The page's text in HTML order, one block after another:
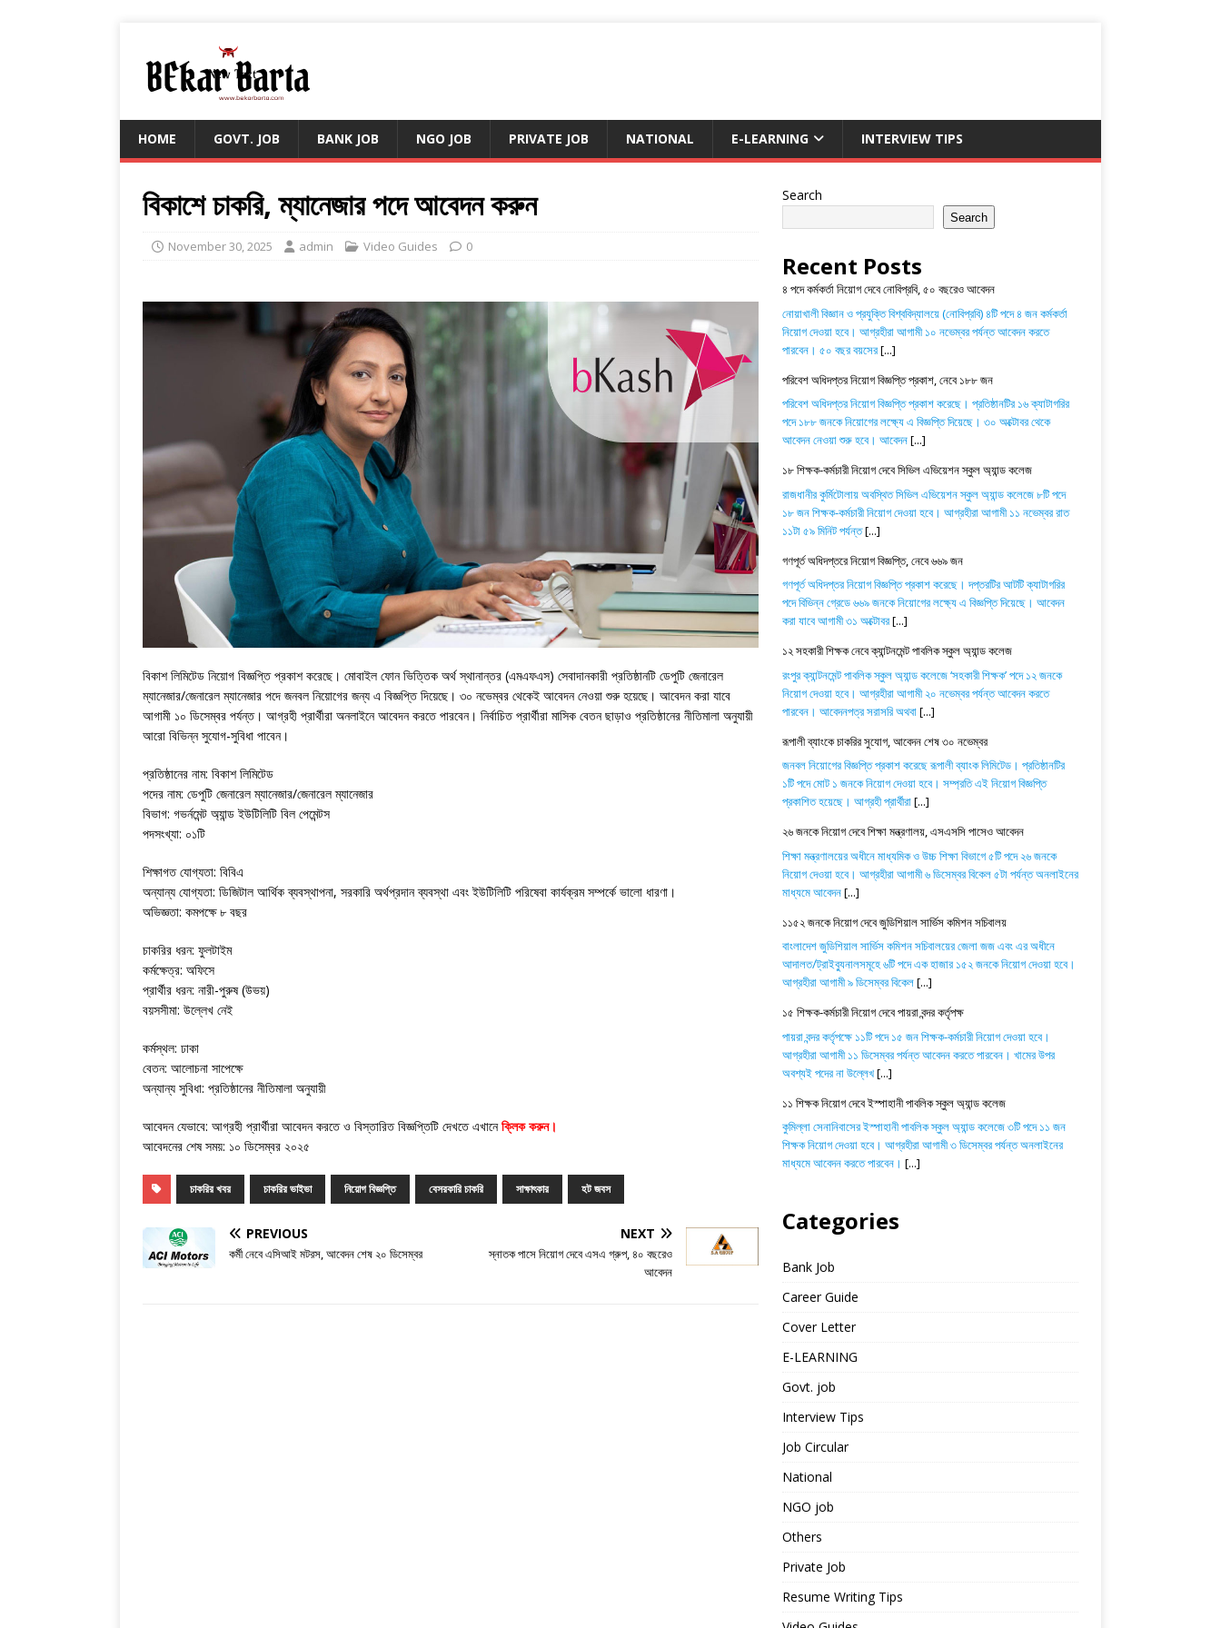
HOME GOVT. JOB BANK JOB NGO JOB PRIVATE JOB NATIONAL E-LEARNING INTERVIEW TIPS
বিকাশে চাকরি, ম্যানেজার পদে আবেদন করুন
November 30, 2025 admin Video Guides 0
বিকাশ লিমিটেড নিয়োগ বিজ্ঞপ্তি প্রকাশ করেছে। মোবাইল ফোন ভিত্তিক অর্থ স্থানান্তর (এমএফএস) সেবাদানকারী প্রতিষ্ঠানটি ডেপুটি জেনারেল
ম্যানেজার/জেনারেল ম্যানেজার পদে জনবল নিয়োগের জন্য এ বিজ্ঞপ্তি দিয়েছে। ৩০ নভেম্বর থেকেই আবেদন নেওয়া শুরু হয়েছে। আবেদন করা যাবে
আগামী ১০ ডিসেম্বর পর্যন্ত। আগ্রহী প্রার্থীরা অনলাইনে আবেদন করতে পারবেন। নির্বাচিত প্রার্থীরা মাসিক বেতন ছাড়াও প্রতিষ্ঠানের নীতিমালা অনুযায়ী
আরো বিভিন্ন সুযোগ-সুবিধা পাবেন।
প্রতিষ্ঠানের নাম: বিকাশ লিমিটেড
পদের নাম: ডেপুটি জেনারেল ম্যানেজার/জেনারেল ম্যানেজার
বিভাগ: গভর্নমেন্ট অ্যান্ড ইউটিলিটি বিল পেমেন্টস
পদসংখ্যা: ০১টি
শিক্ষাগত যোগ্যতা: বিবিএ
অন্যান্য যোগ্যতা: ডিজিটাল আর্থিক ব্যবস্থাপনা, সরকারি অর্থপ্রদান ব্যবস্থা এবং ইউটিলিটি পরিষেবা কার্যক্রম সম্পর্কে ভালো ধারণা।
অভিজ্ঞতা: কমপক্ষে ৮ বছর
চাকরির ধরন: ফুলটাইম
কর্মক্ষেত্র: অফিসে
প্রার্থীর ধরন: নারী-পুরুষ (উভয়)
বয়সসীমা: উল্লেখ নেই
কর্মস্থল: ঢাকা
বেতন: আলোচনা সাপেক্ষে
অন্যান্য সুবিধা: প্রতিষ্ঠানের নীতিমালা অনুযায়ী
আবেদন যেভাবে: আগ্রহী প্রার্থীরা আবেদন করতে ও বিস্তারিত বিজ্ঞপ্তিটি দেখতে এখানেক্লিক করুন।
আবেদনের শেষ সময়: ১০ ডিসেম্বর ২০২৫
চাকরির খবর চাকরির ভাইভা নিয়োগ বিজ্ঞপ্তি বেসরকারি চাকরি সাক্ষাৎকার হট জবস
PREVIOUS
কর্মী নেবে এসিআই মটরস, আবেদন শেষ ২০ ডিসেম্বর
NEXT
স্নাতক পাসে নিয়োগ দেবে এসএ গ্রুপ, ৪০ বছরেও
আবেদন
Search
Search
Recent Posts
৪ পদে কর্মকর্তা নিয়োগ দেবে নোবিপ্রবি, ৫০ বছরেও আবেদন
নোয়াখালী বিজ্ঞান ও প্রযুক্তি বিশ্ববিদ্যালয়ে (নোবিপ্রবি) ৪টি পদে ৪ জন কর্মকর্তা
নিয়োগ দেওয়া হবে। আগ্রহীরা আগামী ১০ নভেম্বর পর্যন্ত আবেদন করতে
পারবেন। ৫০ বছর বয়সের[...]
পরিবেশ অধিদপ্তর নিয়োগ বিজ্ঞপ্তি প্রকাশ, নেবে ১৮৮ জন
পরিবেশ অধিদপ্তর নিয়োগ বিজ্ঞপ্তি প্রকাশ করেছে। প্রতিষ্ঠানটির ১৬ ক্যাটাগরির
পদে ১৮৮ জনকে নিয়োগের লক্ষ্যে এ বিজ্ঞপ্তি দিয়েছে। ৩০ অক্টোবর থেকে
আবেদন নেওয়া শুরু হবে। আবেদন[...]
১৮ শিক্ষক-কর্মচারী নিয়োগ দেবে সিভিল এভিয়েশন স্কুল অ্যান্ড কলেজ
রাজধানীর কুর্মিটোলায় অবস্থিত সিভিল এভিয়েশন স্কুল অ্যান্ড কলেজে ৮টি পদে
১৮ জন শিক্ষক-কর্মচারী নিয়োগ দেওয়া হবে। আগ্রহীরা আগামী ১১ নভেম্বর রাত
১১টা ৫৯ মিনিট পর্যন্ত[...]
গণপূর্ত অধিদপ্তরে নিয়োগ বিজ্ঞপ্তি, নেবে ৬৬৯ জন
গণপূর্ত অধিদপ্তর নিয়োগ বিজ্ঞপ্তি প্রকাশ করেছে। দপ্তরটির আটটি ক্যাটাগরির
পদে বিভিন্ন গ্রেডে ৬৬৯ জনকে নিয়োগের লক্ষ্যে এ বিজ্ঞপ্তি দিয়েছে। আবেদন
করা যাবে আগামী ৩১ অক্টোবর[...]
১২ সহকারী শিক্ষক নেবে ক্যান্টনমেন্ট পাবলিক স্কুল অ্যান্ড কলেজ
রংপুর ক্যান্টনমেন্ট পাবলিক স্কুল অ্যান্ড কলেজে ‘সহকারী শিক্ষক’ পদে ১২ জনকে
নিয়োগ দেওয়া হবে। আগ্রহীরা আগামী ২০ নভেম্বর পর্যন্ত আবেদন করতে
পারবেন। আবেদনপত্র সরাসরি অথবা[...]
রূপালী ব্যাংকে চাকরির সুযোগ, আবেদন শেষ ৩০ নভেম্বর
জনবল নিয়োগের বিজ্ঞপ্তি প্রকাশ করেছে রূপালী ব্যাংক লিমিটেড। প্রতিষ্ঠানটির
১টি পদে মোট ১ জনকে নিয়োগ দেওয়া হবে। সম্প্রতি এই নিয়োগ বিজ্ঞপ্তি
প্রকাশিত হয়েছে। আগ্রহী প্রার্থীরা[...]
২৬ জনকে নিয়োগ দেবে শিক্ষা মন্ত্রণালয়, এসএসসি পাসেও আবেদন
শিক্ষা মন্ত্রণালয়ের অধীনে মাধ্যমিক ও উচ্চ শিক্ষা বিভাগে ৫টি পদে ২৬ জনকে
নিয়োগ দেওয়া হবে। আগ্রহীরা আগামী ৬ ডিসেম্বর বিকেল ৫টা পর্যন্ত অনলাইনের
মাধ্যমে আবেদন[...]
১১৫২ জনকে নিয়োগ দেবে জুডিশিয়াল সার্ভিস কমিশন সচিবালয়
বাংলাদেশ জুডিশিয়াল সার্ভিস কমিশন সচিবালয়ের জেলা জজ এবং এর অধীনে
আদালত/ট্রাইব্যুনালসমূহে ৬টি পদে এক হাজার ১৫২ জনকে নিয়োগ দেওয়া হবে।
আগ্রহীরা আগামী ৯ ডিসেম্বর বিকেল[...]
১৫ শিক্ষক-কর্মচারী নিয়োগ দেবে পায়রা বন্দর কর্তৃপক্ষ
পায়রা বন্দর কর্তৃপক্ষে ১১টি পদে ১৫ জন শিক্ষক-কর্মচারী নিয়োগ দেওয়া হবে।
আগ্রহীরা আগামী ১১ ডিসেম্বর পর্যন্ত আবেদন করতে পারবেন। খামের উপর
অবশ্যই পদের না উল্লেখ[...]
১১ শিক্ষক নিয়োগ দেবে ইস্পাহানী পাবলিক স্কুল অ্যান্ড কলেজ
কুমিল্লা সেনানিবাসের ইস্পাহানী পাবলিক স্কুল অ্যান্ড কলেজে ৩টি পদে ১১ জন
শিক্ষক নিয়োগ দেওয়া হবে। আগ্রহীরা আগামী ৩ ডিসেম্বর পর্যন্ত অনলাইনের
মাধ্যমে আবেদন করতে পারবেন। [...]
Categories
Bank Job
Career Guide
Cover Letter
E-LEARNING
Govt. job
Interview Tips
Job Circular
National
NGO job
Others
Private Job
Resume Writing Tips